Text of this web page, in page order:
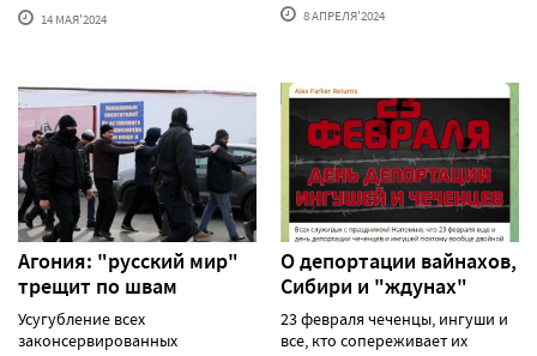
14 МАЯ'2024 8 АПРЕЛЯ'2024
Агония: "русский мир"
трещит по швам
Усугубление всех
законсервированных
О депортации вайнахов,
Сибири и "ждунах"
23 февраля чеченцы, ингуши и
все, кто сопереживает их